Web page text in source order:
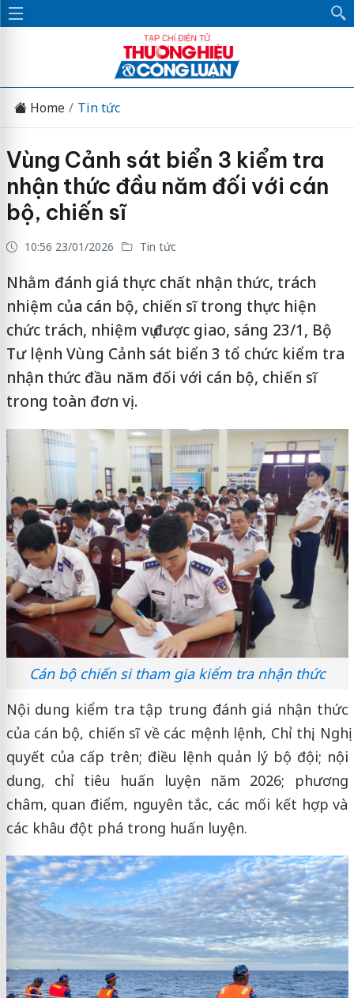
Home Tin tức
Vùng Cảnh sát biển 3 kiểm tra
nhận thức đầu năm đối với cán
bộ, chiến sĩ
10:56 23/01/2026 Tin tức
Nhằm đánh giá thực chất nhận thức, trách
nhiệm của cán bộ, chiến sĩ trong thực hiện
chức trách, nhiệm vụ được giao, sáng 23/1, Bộ
Tư lệnh Vùng Cảnh sát biển 3 tổ chức kiểm tra
nhận thức đầu năm đối với cán bộ, chiến sĩ
trong toàn đơn vị.
Cán bộ chiến si tham gia kiểm tra nhận thức
Nội dung kiểm tra tập trung đánh giá nhận thức
của cán bộ, chiến sĩ về các mệnh lệnh, Chỉ thị, Nghị
quyết của cấp trên; điều lệnh quản lý bộ đội; nội
dung, chỉ tiêu huấn luyện năm 2026; phương
châm, quan điểm, nguyên tắc, các mối kết hợp và
các khâu đột phá trong huấn luyện.